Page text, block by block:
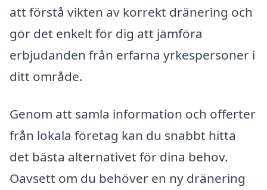
att förstå vikten av korrekt dränering och
gör det enkelt för dig att jämföra
erbjudanden från erfarna yrkespersoner i
ditt område.
Genom att samla information och offerter
från lokala företag kan du snabbt hitta
det bästa alternativet för dina behov.
Oavsett om du behöver en ny dränering